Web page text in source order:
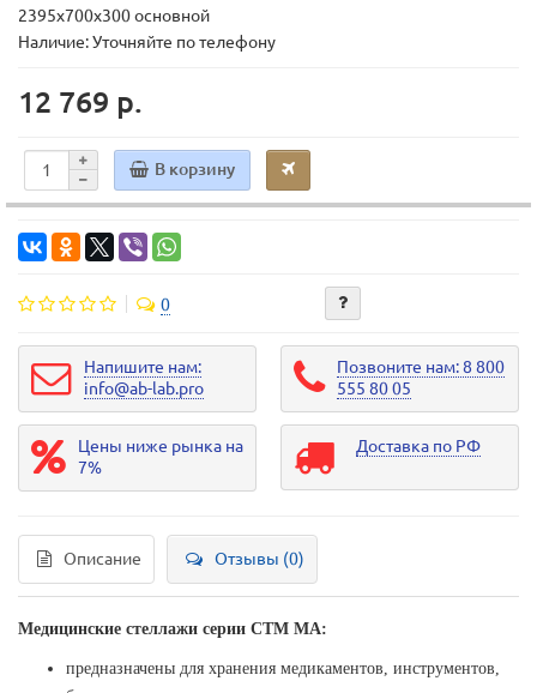
2395х700х300 основной
Наличие: Уточняйте по телефону
12 769 р.
В корзину
0
Напишите нам:
info@ab-lab.pro
Позвоните нам: 8 800
555 80 05
Цены ниже рынка на
7%
Доставка по РФ
Описание Отзывы (0)
Медицинские стеллажи серии СТМ МА:
предназначены для хранения медикаментов, инструментов,